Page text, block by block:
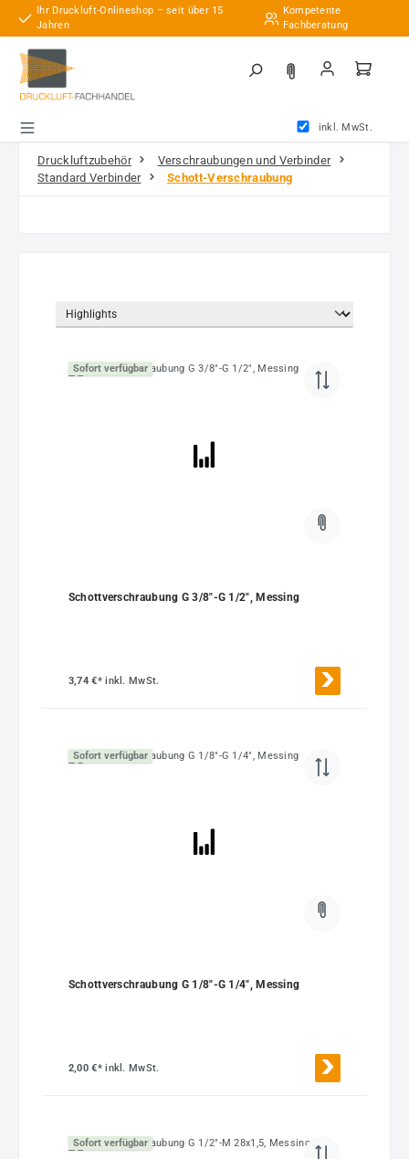
Zum Hauptinhalt springen
Ihr Druckluft-Onlineshop – seit über 15
Jahren
Kompetente
Fachberatung
inkl. MwSt.
Druckluftzubehör
Verschraubungen und Verbinder
Standard Verbinder
Schott-Verschraubung
Sofort verfügbar
Schottverschraubung G 3/8"-G 1/2", Messing
3,74 €*inkl. MwSt.
Sofort verfügbar
Schottverschraubung G 1/8"-G 1/4", Messing
2,00 €*inkl. MwSt.
Sofort verfügbar